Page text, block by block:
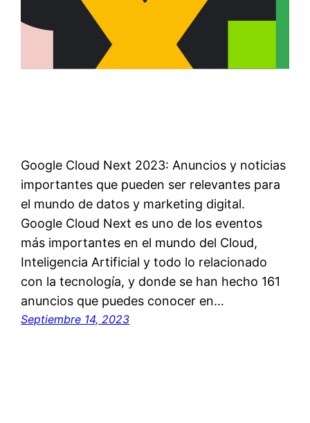
Google Cloud Next 2023: Anuncios y noticias
importantes que pueden ser relevantes para
el mundo de datos y marketing digital.
Google Cloud Next es uno de los eventos
más importantes en el mundo del Cloud,
Inteligencia Artificial y todo lo relacionado
con la tecnología, y donde se han hecho 161
anuncios que puedes conocer en…
Septiembre 14, 2023